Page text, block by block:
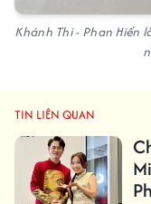
Khánh Thi - Phan
TIN LIÊN QUAN